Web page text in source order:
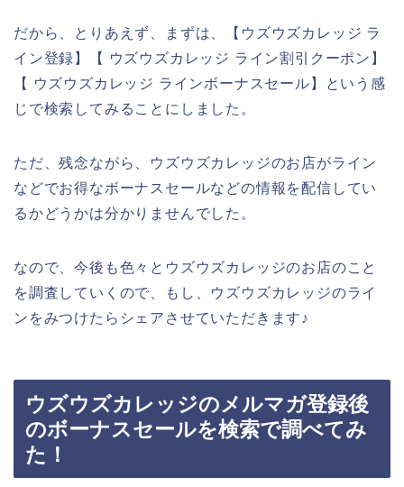
だから、とりあえず、まずは、【ウズウズカレッジ ラ
イン登録】【 ウズウズカレッジ ライン割引クーポン】
【 ウズウズカレッジ ラインボーナスセール】という感
じで検索してみることにしました。
ただ、残念ながら、ウズウズカレッジのお店がライン
などでお得なボーナスセールなどの情報を配信してい
るかどうかは分かりませんでした。
なので、今後も色々とウズウズカレッジのお店のこと
を調査していくので、もし、ウズウズカレッジのライ
ンをみつけたらシェアさせていただきます♪
ウズウズカレッジのメルマガ登録後
のボーナスセールを検索で調べてみ
た！